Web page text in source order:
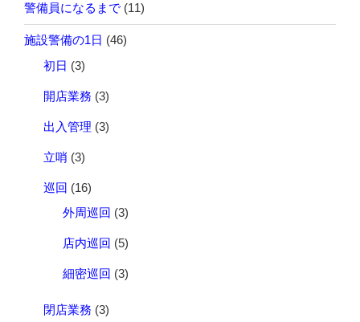
警備員になるまで (11)
施設警備の1日 (46)
初日 (3)
開店業務 (3)
出入管理 (3)
立哨 (3)
巡回 (16)
外周巡回 (3)
店内巡回 (5)
細密巡回 (3)
閉店業務 (3)